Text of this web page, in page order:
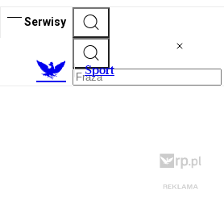
Serwisy
Sport